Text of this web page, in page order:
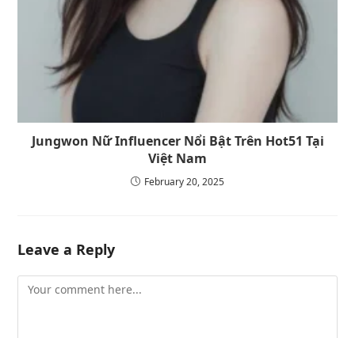
Jungwon Nữ Influencer Nổi Bật Trên Hot51 Tại
Việt Nam
February 20, 2025
Leave a Reply